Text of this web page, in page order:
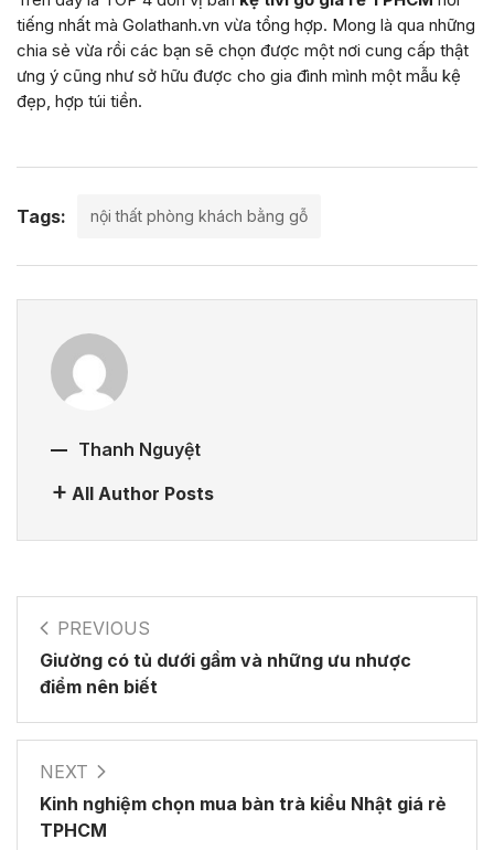
tiếng nhất mà Golathanh.vn vừa tổng hợp. Mong là qua những
chia sẻ vừa rồi các bạn sẽ chọn được một nơi cung cấp thật
ưng ý cũng như sở hữu được cho gia đình mình một mẫu kệ
đẹp, hợp túi tiền.
Tags: nội thất phòng khách bằng gỗ
Thanh Nguyệt
All Author Posts
PREVIOUS
Giường có tủ dưới gầm và những ưu nhược
điểm nên biết
NEXT
Kinh nghiệm chọn mua bàn trà kiểu Nhật giá rẻ
TPHCM